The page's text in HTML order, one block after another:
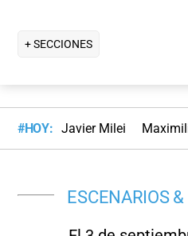
+ SECCIONES
#HOY: Javier Milei
ESCENARIOS